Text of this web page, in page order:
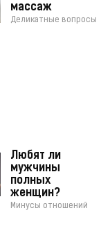
массаж
Деликатные вопросы
Любят ли
мужчины
полных
женщин?
Минусы отношений